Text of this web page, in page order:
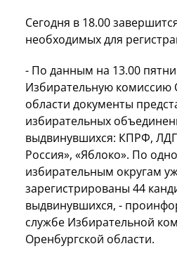
Сегодня в 18.00
необходимых для
- По данным на 13.00
Избирательную комиссию
области документы
избирательных
выдвинувшихся: КПРФ,
Россия», «Яблоко». По
избирательным округам
зарегистрированы 44
выдвинувшихся, -
службе Избирательной
Оренбургской области.